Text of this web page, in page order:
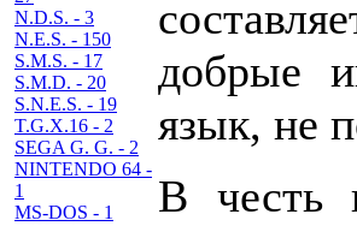
N.D.S. - 3
N.E.S. - 150
S.M.S. - 17
S.M.D. - 20
S.N.E.S. - 19
T.G.X.16 - 2
SEGA G. G. - 2
NINTENDO 64 -
1
MS-DOS - 1
добрые
язык, не
В честь